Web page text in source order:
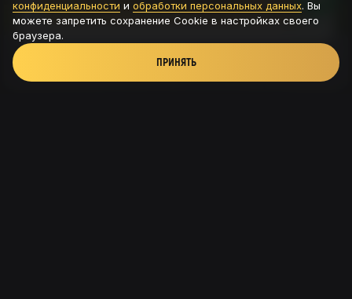
конфиденциальности и обработки персональных данных. Вы
можете запретить сохранение Cookie в настройках своего
браузера.
ПРИНЯТЬ